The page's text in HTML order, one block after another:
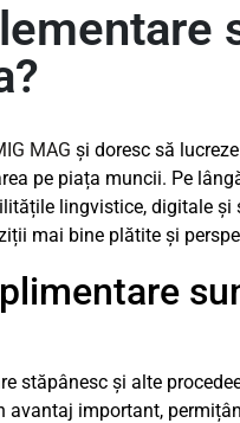
MAG și doresc să
pe piața muncii. Pe
lingvistice, digitale
mai bine plătite și
stăpânesc și alte
avantaj important,